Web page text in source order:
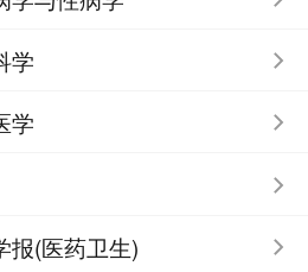
学
学
报(医药卫生)